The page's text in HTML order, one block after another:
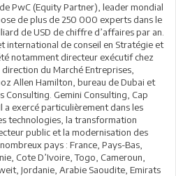
PwC (Equity Partner), leader mondial
de plus de 250 000 experts dans le
de USD de chiffre d’affaires par an.
international de conseil en Stratégie et
notamment directeur exécutif chez
du Marché Entreprises,
Allen Hamilton, bureau de Dubai et
Consulting. Gemini Consulting, Cap
a exercé particulièrement dans les
technologies, la transformation
public et la modernisation des
pays : France, Pays-Bas,
Cote D’Ivoire, Togo, Cameroun,
Jordanie, Arabie Saoudite, Emirats